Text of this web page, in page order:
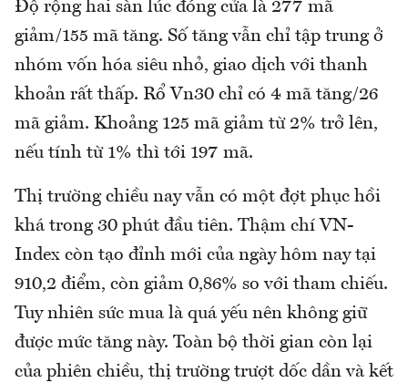
Độ rộng hai sàn lúc đóng cửa là 277 mã
giảm/155 mã tăng. Số tăng vẫn chỉ tập trung ở
nhóm vốn hóa siêu nhỏ, giao dịch với thanh
khoản rất thấp. Rổ Vn30 chỉ có 4 mã tăng/26
mã giảm. Khoảng 125 mã giảm từ 2% trở lên,
nếu tính từ 1% thì tới 197 mã.
Thị trường chiều nay vẫn có một đợt phục hồi
khá trong 30 phút đầu tiên. Thậm chí VN-
Index còn tạo đỉnh mới của ngày hôm nay tại
910,2 điểm, còn giảm 0,86% so với tham chiếu.
Tuy nhiên sức mua là quá yếu nên không giữ
được mức tăng này. Toàn bộ thời gian còn lại
của phiên chiều, thị trường trượt dốc dần và kết